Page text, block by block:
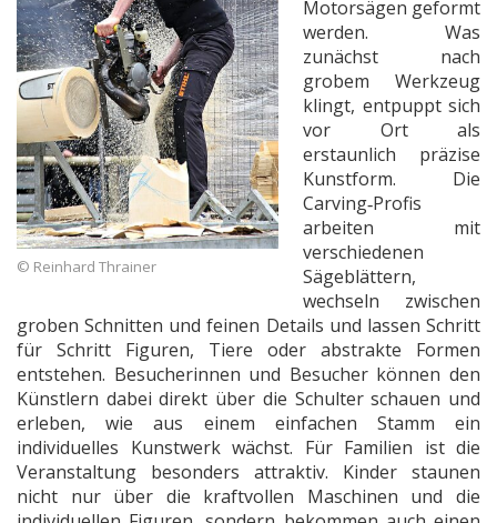
© Reinhard Thrainer
Motorsägen geformt
werden. Was
zunächst nach
grobem Werkzeug
klingt, entpuppt sich
vor Ort als
erstaunlich präzise
Kunstform. Die
Carving‑Profis
arbeiten mit
verschiedenen
Sägeblättern,
wechseln zwischen
groben Schnitten und feinen Details und lassen Schritt
für Schritt Figuren, Tiere oder abstrakte Formen
entstehen. Besucherinnen und Besucher können den
Künstlern dabei direkt über die Schulter schauen und
erleben, wie aus einem einfachen Stamm ein
individuelles Kunstwerk wächst. Für Familien ist die
Veranstaltung besonders attraktiv. Kinder staunen
nicht nur über die kraftvollen Maschinen und die